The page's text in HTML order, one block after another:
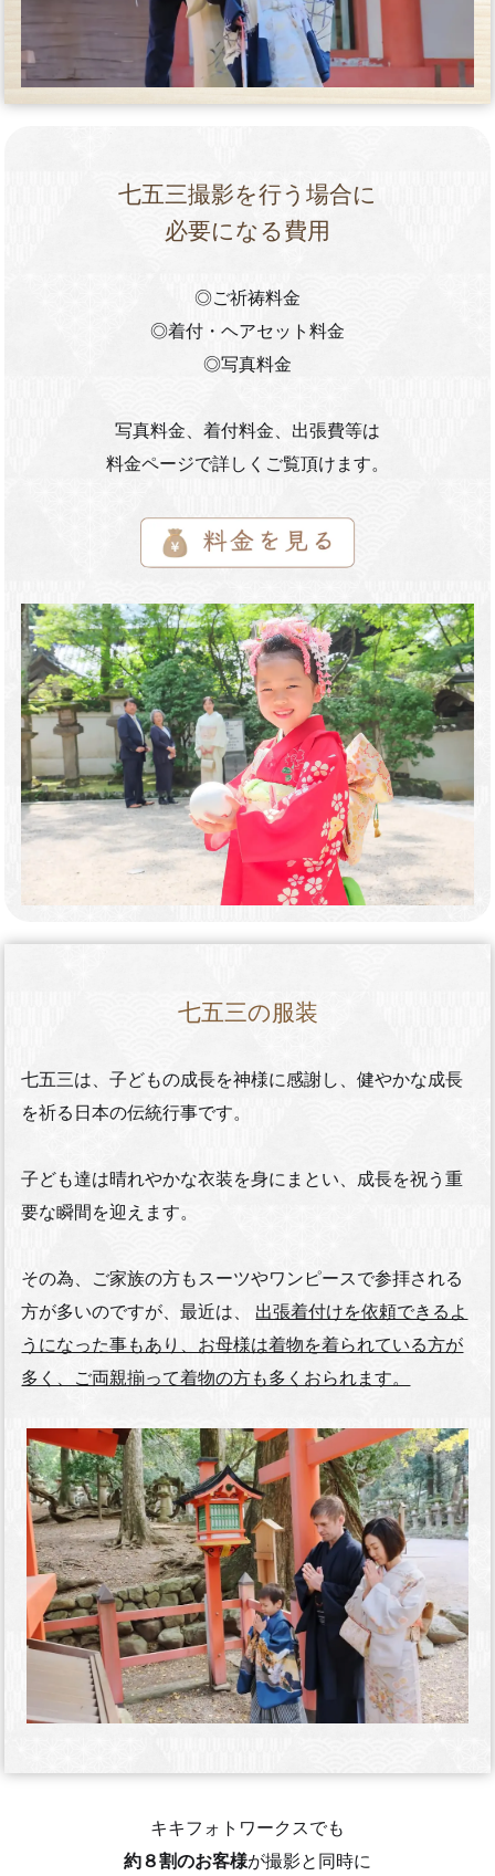
七五三撮影を行う場合に
必要になる費用
◎ご祈祷料金
◎着付・ヘアセット料金
◎写真料金
写真料金、着付料金、出張費等は
料金ページで詳しくご覧頂けます。
七五三の服装
七五三は、子どもの成長を神様に感謝し、健やかな成長
を祈る日本の伝統行事です。
子ども達は晴れやかな衣装を身にまとい、成長を祝う重
要な瞬間を迎えます。
その為、ご家族の方もスーツやワンピースで参拝される
方が多いのですが、最近は、 出張着付けを依頼できるよ
うになった事もあり、お母様は着物を着られている方が
多く、ご両親揃って着物の方も多くおられます。
キキフォトワークスでも
約８割のお客様が撮影と同時に